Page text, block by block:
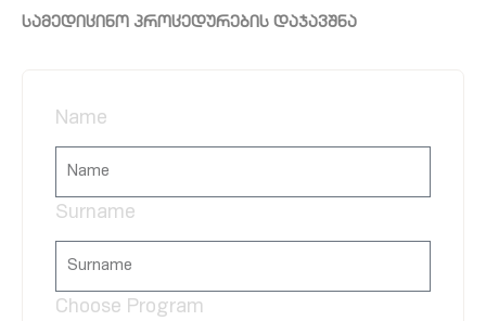
სამედიცინო პროცედურების დაჯავშნა
Name
Surname
Choose Program